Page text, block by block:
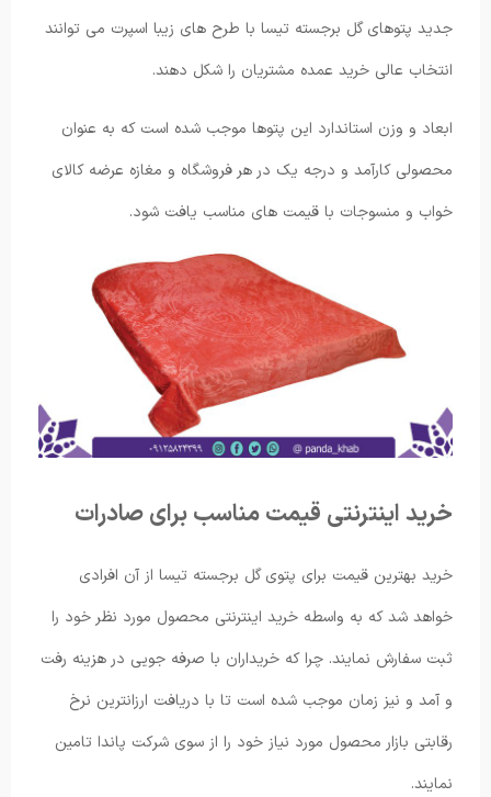
جدید پتوهای گل برجسته تیسا با طرح های زیبا اسپرت می توانند
انتخاب عالی خرید عمده مشتریان را شکل دهند.
ابعاد و وزن استاندارد این پتوها موجب شده است که به عنوان
محصولی کارآمد و درجه یک در هر فروشگاه و مغازه عرضه کالای
خواب و منسوجات با قیمت های مناسب یافت شود.
خرید اینترنتی قیمت مناسب برای صادرات
خرید بهترین قیمت برای پتوی گل برجسته تیسا از آن افرادی
خواهد شد که به واسطه خرید اینترنتی محصول مورد نظر خود را
ثبت سفارش نمایند. چرا که خریداران با صرفه جویی در هزینه رفت
و آمد و نیز زمان موجب شده است تا با دریافت ارزانترین نرخ
رقابتی بازار محصول مورد نیاز خود را از سوی شرکت پاندا تامین
نمایند.